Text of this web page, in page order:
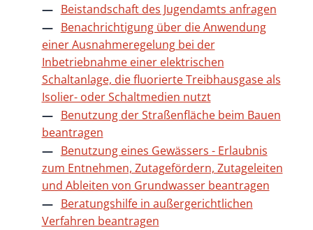
Beistandschaft des Jugendamts anfragen
Benachrichtigung über die Anwendung
einer Ausnahmeregelung bei der
Inbetriebnahme einer elektrischen
Schaltanlage, die fluorierte Treibhausgase als
Isolier- oder Schaltmedien nutzt
Benutzung der Straßenfläche beim Bauen
beantragen
Benutzung eines Gewässers - Erlaubnis
zum Entnehmen, Zutagefördern, Zutageleiten
und Ableiten von Grundwasser beantragen
Beratungshilfe in außergerichtlichen
Verfahren beantragen